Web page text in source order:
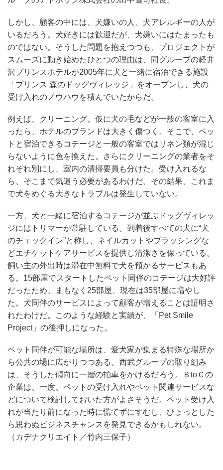
しかし、顧客の中には、犬嫌いの人、犬アレルギーの人が
いるだろう。犬好きには歓迎だが、犬嫌いにはたまったも
のではない。そうした問題を抱えつつも、プロジェクトが
スムーズに動き始めたひとつの理由は、同グループの軽井
沢プリンスホテルが2005年に犬と一緒に宿泊できる施設
「プリンス 森のドッグヴィレッジ」をオープンし、犬の
受け入れのノウハウを積んでいたからだ。
例えば、クリーニング。仮に犬の毛などが一般の客室に入
ったら、ホテルのブランドは大きく傷つく。そこで、ペッ
トと宿泊できるコテージと一般の客室ではリネン類が混じ
らないように色を換えた。さらにクリーニングの業者をそ
れぞれ別にし、室内の清掃要員も分けた。受け入れるな
ら、そこまで気遣う必要があるわけだ。その結果、これま
で犬をめぐる大きなトラブルは発生していない。
一方、犬と一緒に宿泊するコテージが並ぶドッグヴィレッ
ジにはトリマーが常駐している。到着後すべての犬に“犬
のチェックイン”と称し、ネイルカットやブラッシングな
どエチケットケアサービスを提供し清潔さを保っている。
飼い主の外出時は滞在中無料で犬を預かるサービスもあ
る。15部屋でスタートしたペット同伴のコテージは大好評
だったため、まもなく25部屋、現在は35部屋に増やし
た。犬同伴のサービスによって顧客が増えることは証明さ
れたわけだ。このような経験と実績が、「Pet Smile
Project」の後押しになった。
ペット同伴が可能な場所は、愛犬家が集まる特殊な場所か
ら公共の場に広がりつつある。西武グループの取り組み
は、そうした傾向に一層の拍車をかけるだろう。ＢtoＣの
企業は、一度、ペットの受け入れやペット関連サービスな
どについて検討しておいた方がよさそうだ。ペット受け入
れが当たり前になった時に慌てずにすむし、ひょっとした
ら思わぬビジネスチャンスを発見できるかもしれない。
（カデナクリエイト／竹内三保子）